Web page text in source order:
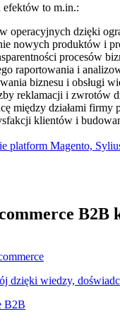
efektów to m.in.:
operacyjnych dzięki
nowych produktów i
procesów
raportowania i
biznesu i obsługi
reklamacji i zwrotów
między działami firmy
klientów i
platform Magento,
B2B
dzięki wiedzy,
B2B